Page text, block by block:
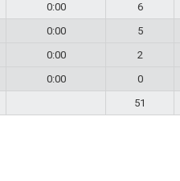
0:00 6
0:00 5
0:00 2
0:00 0
51